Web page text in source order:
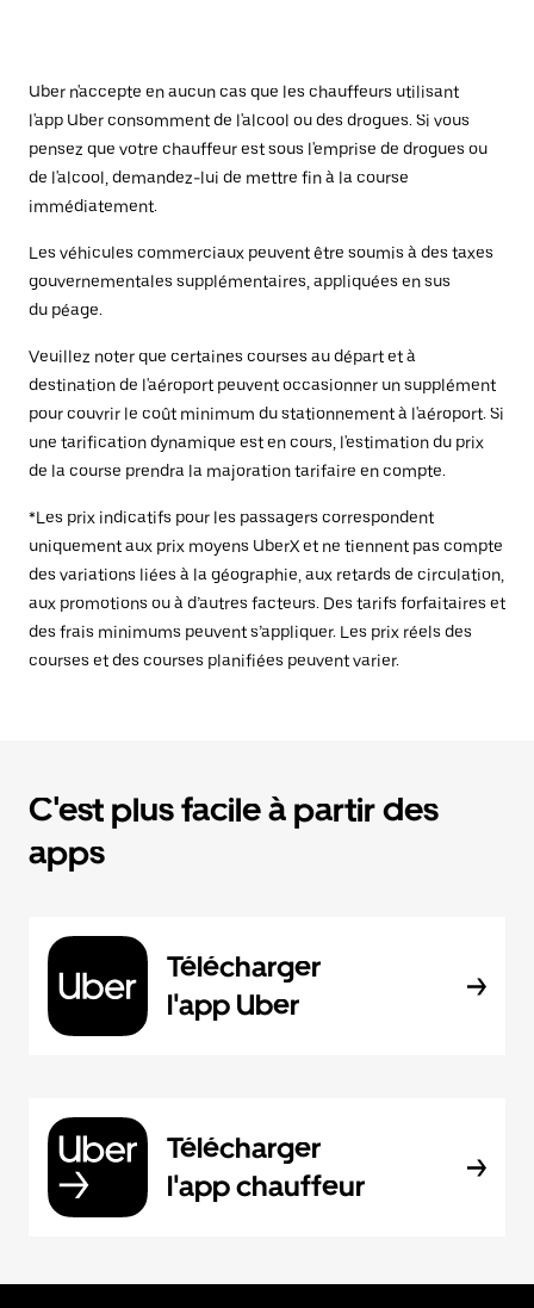
Uber n'accepte en aucun cas que les chauffeurs utilisant
l'app Uber consomment de l'alcool ou des drogues. Si vous
pensez que votre chauffeur est sous l'emprise de drogues ou
de l'alcool, demandez-lui de mettre fin à la course
immédiatement.
Les véhicules commerciaux peuvent être soumis à des taxes
gouvernementales supplémentaires, appliquées en sus
du péage.
Veuillez noter que certaines courses au départ et à
destination de l'aéroport peuvent occasionner un supplément
pour couvrir le coût minimum du stationnement à l'aéroport. Si
une tarification dynamique est en cours, l'estimation du prix
de la course prendra la majoration tarifaire en compte.
*Les prix indicatifs pour les passagers correspondent
uniquement aux prix moyens UberX et ne tiennent pas compte
des variations liées à la géographie, aux retards de circulation,
aux promotions ou à d’autres facteurs. Des tarifs forfaitaires et
des frais minimums peuvent s’appliquer. Les prix réels des
courses et des courses planifiées peuvent varier.
C'est plus facile à partir des
apps
Télécharger
l'app Uber
Télécharger
l'app chauffeur